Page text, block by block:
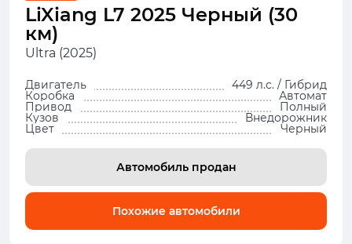
LiXiang L7 2025 Черный (30
км)
Ultra (2025)
Двигатель 449 л.с. / Гибрид
Коробка Автомат
Привод Полный
Кузов Внедорожник
Цвет Черный
Автомобиль продан
Похожие автомобили